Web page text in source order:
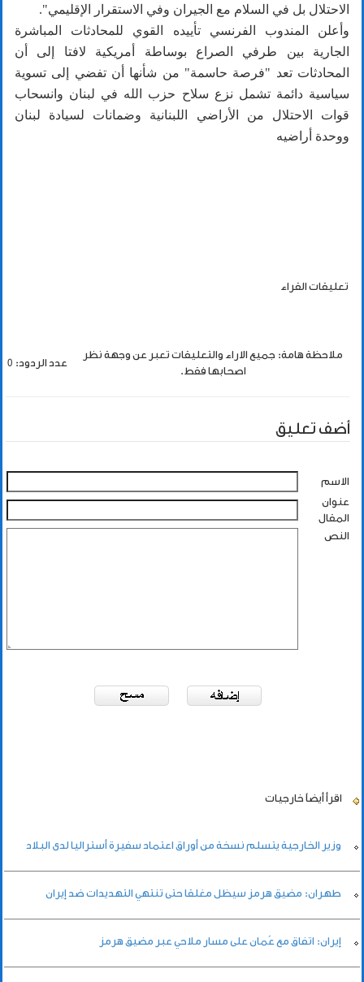
الاحتلال بل في السلام مع الجيران وفي الاستقرار الإقليمي".
وأعلن المندوب الفرنسي تأييده القوي للمحادثات المباشرة
الجارية بين طرفي الصراع بوساطة أمريكية لافتا إلى أن
المحادثات تعد "فرصة حاسمة" من شأنها أن تفضي إلى تسوية
سياسية دائمة تشمل نزع سلاح حزب الله في لبنان وانسحاب
قوات الاحتلال من الأراضي اللبنانية وضمانات لسيادة لبنان
ووحدة أراضيه
تعليقات القراء
ملاحظة هامة: جميع الاراء والتعليقات تعبر عن وجهة نظر
اصحابها فقط.
عدد الردود: 0
أضف تعليق
الاسم
عنوان
المقال
النص
اقرأ أيضاً خارجيات
وزير الخارجية يتسلم نسخة من أوراق اعتماد سفيرة أستراليا لدى البلاد
طهران: مضيق هرمز سيظل مغلقا حتى تنتهي التهديدات ضد إيران
إيران: اتفاق مع عُمان على مسار ملاحي عبر مضيق هرمز